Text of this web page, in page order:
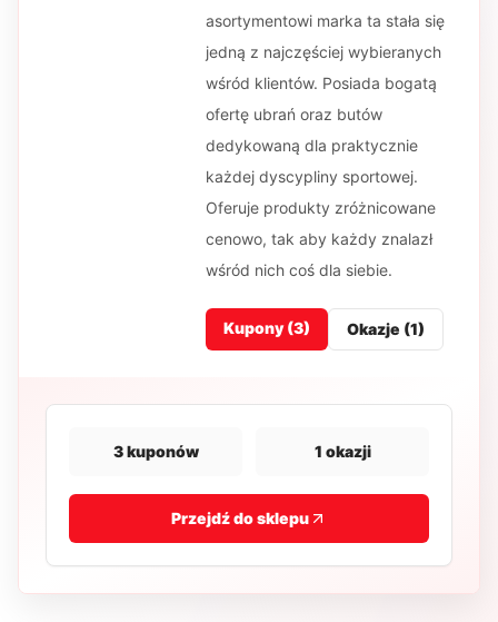
asortymentowi marka ta stała się
jedną z najczęściej wybieranych
wśród klientów. Posiada bogatą
ofertę ubrań oraz butów
dedykowaną dla praktycznie
każdej dyscypliny sportowej.
Oferuje produkty zróżnicowane
cenowo, tak aby każdy znalazł
wśród nich coś dla siebie.
Kupony (3) Okazje (1)
3kuponów 1 okazji
Przejdź do sklepu